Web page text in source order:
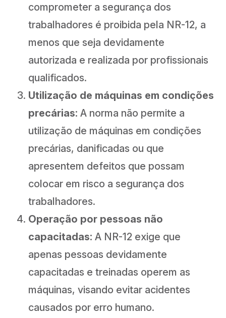
comprometer a segurança dos
trabalhadores é proibida pela NR-12, a
menos que seja devidamente
autorizada e realizada por profissionais
qualificados.
Utilização de máquinas em condições
precárias: A norma não permite a
utilização de máquinas em condições
precárias, danificadas ou que
apresentem defeitos que possam
colocar em risco a segurança dos
trabalhadores.
Operação por pessoas não
capacitadas: A NR-12 exige que
apenas pessoas devidamente
capacitadas e treinadas operem as
máquinas, visando evitar acidentes
causados por erro humano.